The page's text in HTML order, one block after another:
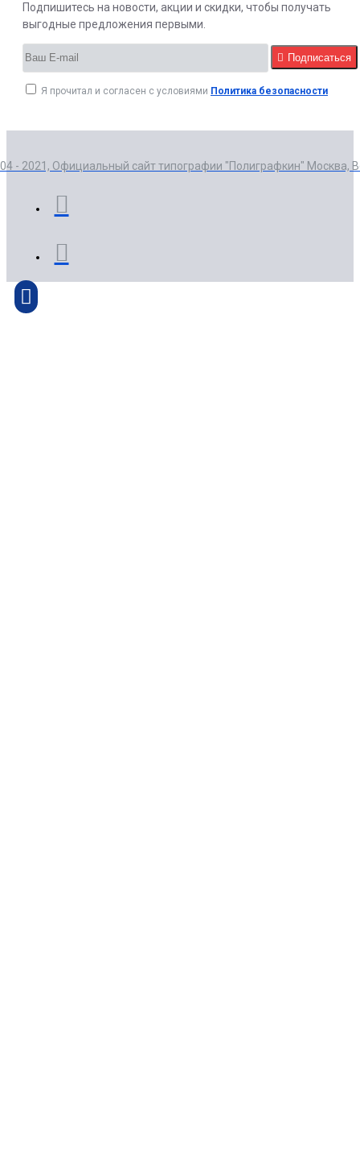
Подпишитесь на новости, акции и скидки, чтобы получать
выгодные предложения первыми.
Подписаться
Я прочитал и согласен с условиями Политика безопасности
- 2021, Официальный сайт типографии "Полиграфкин" Москва,